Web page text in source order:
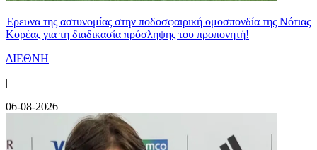
Έρευνα της αστυνομίας στην ποδοσφαιρική ομοσπονδία της Νότιας
Κορέας για τη διαδικασία πρόσληψης του προπονητή!
ΔΙΕΘΝΗ
|
06-08-2026